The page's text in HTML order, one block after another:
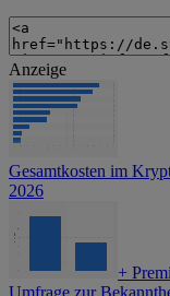
Anzeige
Gesamtkosten im
2026
+